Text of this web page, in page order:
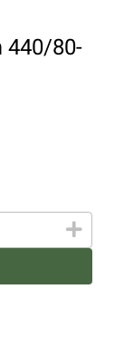
440/80-